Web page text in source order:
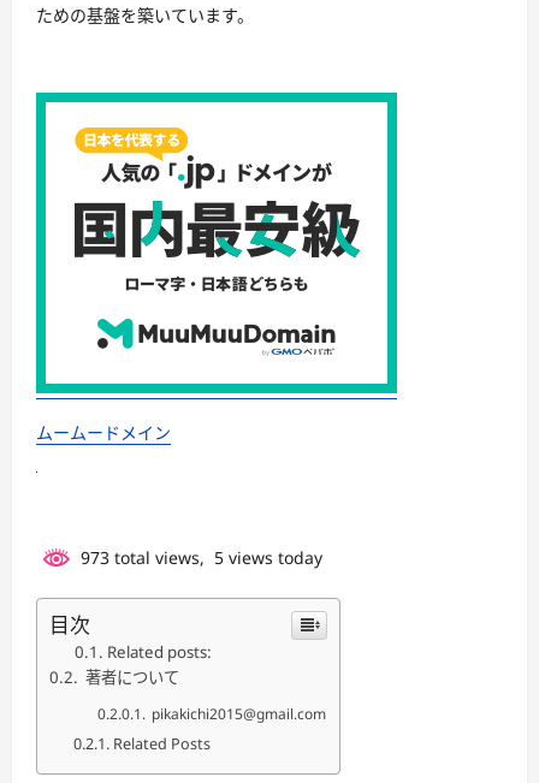
ための基盤を築いています。
ムームードメイン
973 total views, 5 views today
目次
Related posts:
著者について
pikakichi2015@gmail.com
Related Posts